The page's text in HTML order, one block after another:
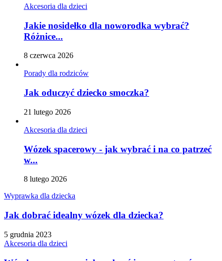
Akcesoria dla dzieci
Jakie nosidełko dla noworodka wybrać?
Różnice...
8 czerwca 2026
Porady dla rodziców
Jak oduczyć dziecko smoczka?
21 lutego 2026
Akcesoria dla dzieci
Wózek spacerowy - jak wybrać i na co patrzeć
w...
8 lutego 2026
Wyprawka dla dziecka
Jak dobrać idealny wózek dla dziecka?
5 grudnia 2023
Akcesoria dla dzieci